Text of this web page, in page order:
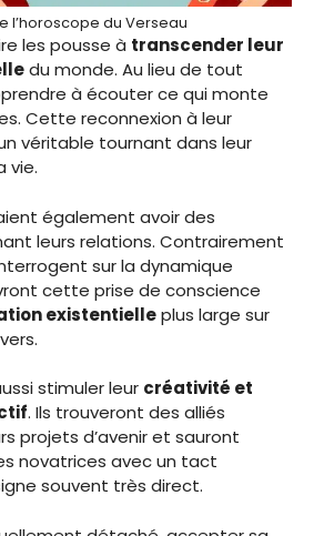
l’horoscope du Verseau
les pousse à transcender leur
du monde. Au lieu de tout
à écouter ce qui monte
Cette reconnexion à leur
véritable tournant dans leur
vie.
également avoir des
leurs relations. Contrairement
sur la dynamique
cette prise de conscience
existentielleplus large sur
stimuler leur créativité et
. Ils trouveront des alliés
projets d’avenir et sauront
novatrices avec un tact
souvent très direct.